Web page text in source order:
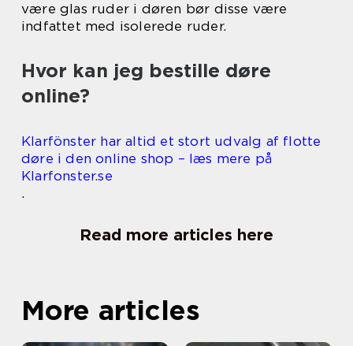
være glas ruder i døren bør disse være
indfattet med isolerede ruder.
Hvor kan jeg bestille døre
online?
Klarfönster har altid et stort udvalg af flotte
døre i den online shop – læs mere på
Klarfonster.se
.
Read more articles here
More articles